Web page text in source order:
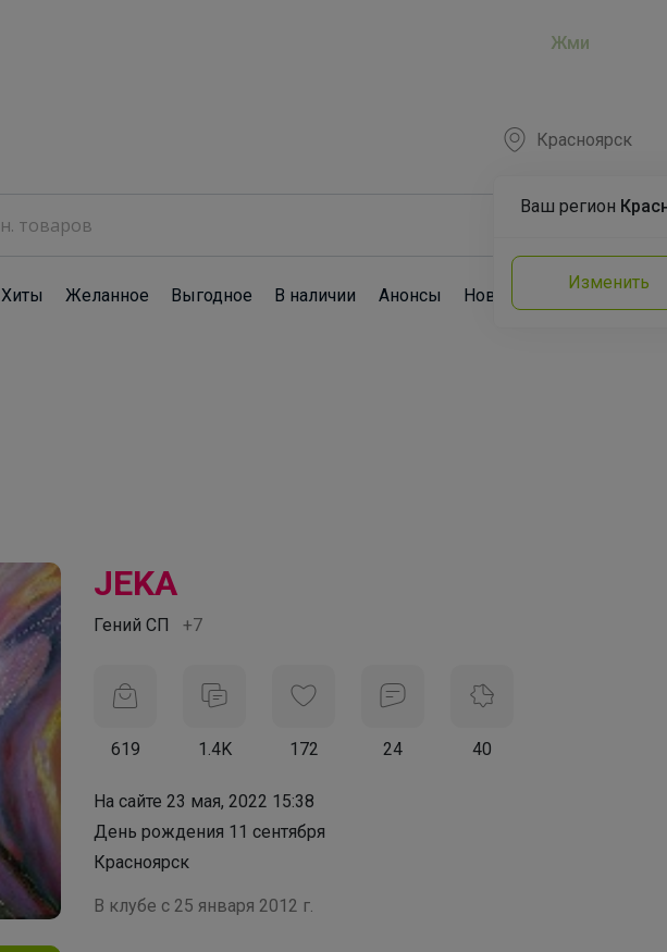
Жми
Красноярск
Ваш регион
Изменить
Хиты Желанное Выгодное В наличии Анонсы Новости Команда
JEKA
Гений СП +7
619 1.4K 172 24 40
На сайте 23 мая, 2022 15:38
День рождения 11 сентября
Красноярск
В клубе с 25 января 2012 г.